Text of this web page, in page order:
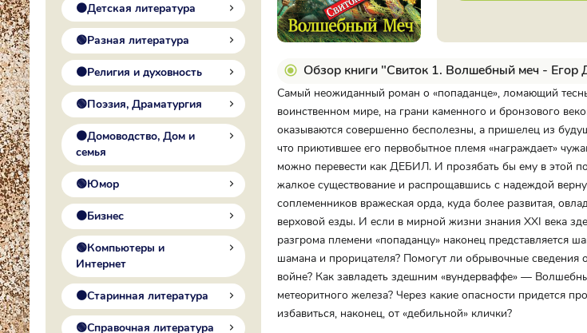
🟠Детская литература
🟢Разная литература
🟠Религия и духовность
🟢Поэзия, Драматургия
🟠Домоводство, Дом и
семья
🟢Юмор
🟠Бизнес
🟢Компьютеры и
Интернет
🟠Старинная литература
🟢Справочная литература
Обзор книги "Свиток 1. Волшебный меч - Егор
Самый неожиданный роман о «попаданце», ломающий
воинственном мире, на грани каменного и бронзового
оказываются совершенно бесполезны, а пришелец из
что приютившее его первобытное племя «награждает»
можно перевести как ДЕБИЛ. И прозябать бы ему в этой
жалкое существование и распрощавшись с надеждой
соплеменников вражеская орда, куда более развитая,
верховой езды. И если в мирной жизни знания XXI века
разгрома племени «попаданцу» наконец представляется
шамана и прорицателя? Помогут ли обрывочные сведения
войне? Как завладеть здешним «вундерваффе» —
метеоритного железа? Через какие опасности придется
избавиться, наконец, от «дебильной» клички?